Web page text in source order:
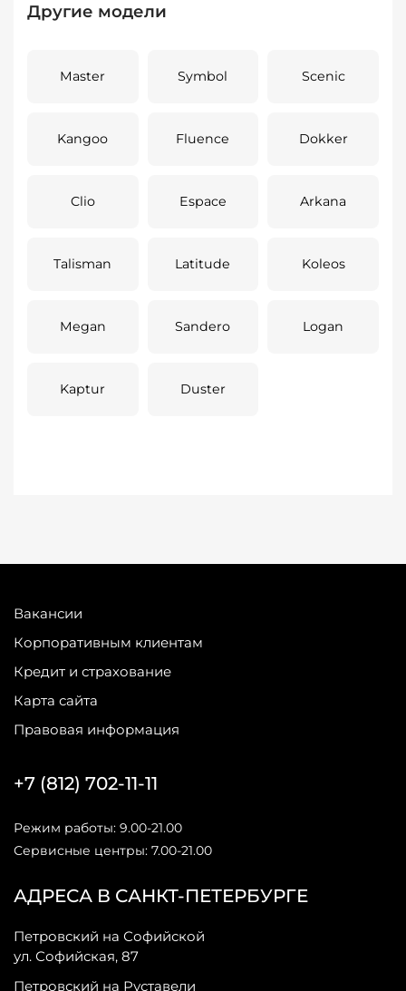
Другие модели
Master Symbol Scenic
Kangoo Fluence Dokker
Clio Espace Arkana
Talisman Latitude Koleos
Megan Sandero Logan
Kaptur Duster
Вакансии
Корпоративным клиентам
Кредит и страхование
Карта сайта
Правовая информация
АДРЕСА В САНКТ-ПЕТЕРБУРГЕ
Петровский на Софийской
ул. Софийская, 87
Петровский на Руставели
+7 (812) 702-11-11
Режим работы: 9.00-21.00
Сервисные центры: 7.00-21.00